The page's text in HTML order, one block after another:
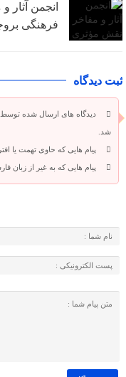
انجمن آثار
فرهنگی
ثبت دیدگاه
دیدگاه های ارسال شده توسط
شد.
پیام هایی که حاوی تهمت یا
پیام هایی که به غیر از زبان